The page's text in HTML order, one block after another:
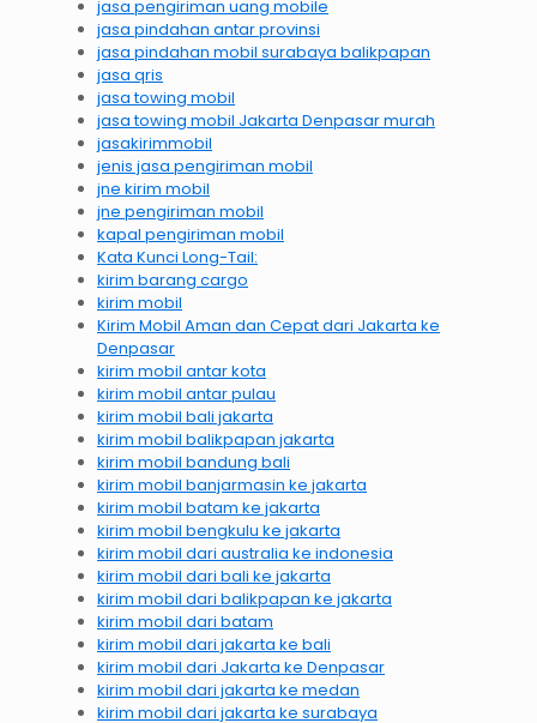
jasa pengiriman uang mobile
jasa pindahan antar provinsi
jasa pindahan mobil surabaya balikpapan
jasa qris
jasa towing mobil
jasa towing mobil Jakarta Denpasar murah
jasakirimmobil
jenis jasa pengiriman mobil
jne kirim mobil
jne pengiriman mobil
kapal pengiriman mobil
Kata Kunci Long-Tail:
kirim barang cargo
kirim mobil
Kirim Mobil Aman dan Cepat dari Jakarta ke
Denpasar
kirim mobil antar kota
kirim mobil antar pulau
kirim mobil bali jakarta
kirim mobil balikpapan jakarta
kirim mobil bandung bali
kirim mobil banjarmasin ke jakarta
kirim mobil batam ke jakarta
kirim mobil bengkulu ke jakarta
kirim mobil dari australia ke indonesia
kirim mobil dari bali ke jakarta
kirim mobil dari balikpapan ke jakarta
kirim mobil dari batam
kirim mobil dari jakarta ke bali
kirim mobil dari Jakarta ke Denpasar
kirim mobil dari jakarta ke medan
kirim mobil dari jakarta ke surabaya